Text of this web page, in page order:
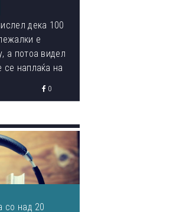
ФОТОГРАФИИ ОД
ЗА 2023 ГОДИНА
дека 100
е
а потоа видел
се наплаќа на
0
со над 20